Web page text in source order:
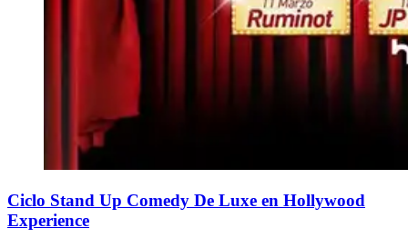
Ciclo Stand Up Comedy De Luxe en Hollywood
Experience